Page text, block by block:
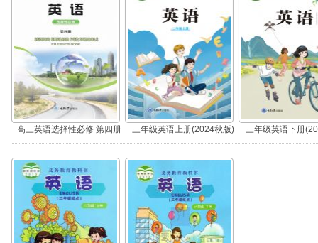
高三英语选择性必修 第四册 三年级英语上册(2024秋版) 三年级英语下册